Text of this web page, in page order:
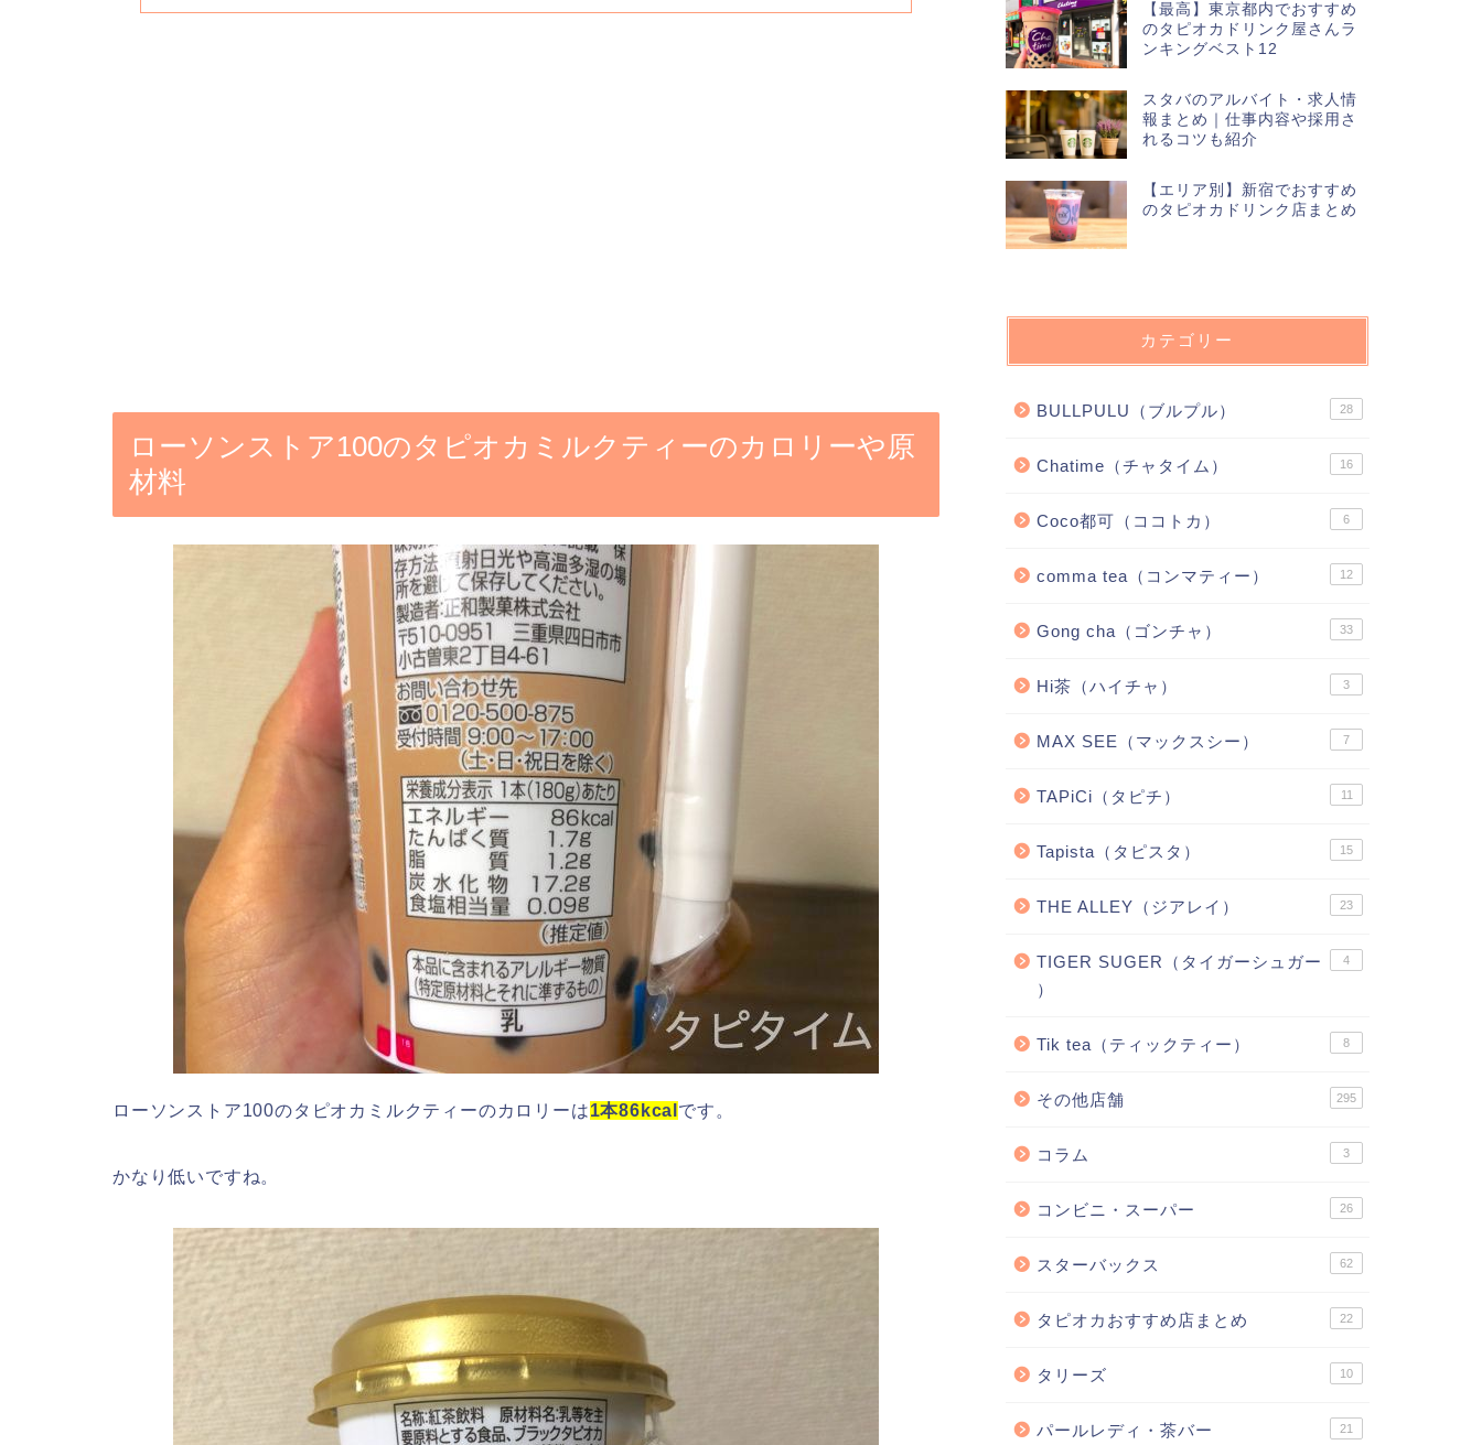
ローソンストア100のタピオカミルクティーのカロリーや原
材料
ローソンストア100のタピオカミルクティーのカロリーは1本86kcal です。
かなり低いですね。
【最高】東京都内でおすすめ
のタピオカドリンク屋さんラ
ンキングベスト12
スタバのアルバイト・求人情
報まとめ｜仕事内容や採用さ
れるコツも紹介
【エリア別】新宿でおすすめ
のタピオカドリンク店まとめ
カテゴリー
BULLPULU（ブルプル） 28
Chatime（チャタイム） 16
Coco都可（ココトカ） 6
comma tea（コンマティー） 12
Gong cha（ゴンチャ） 33
Hi茶（ハイチャ） 3
MAX SEE（マックスシー） 7
TAPiCi（タピチ） 11
Tapista（タピスタ） 15
THE ALLEY（ジアレイ） 23
TIGER SUGER（タイガーシュガー
）
4
Tik tea（ティックティー） 8
その他店舗 295
コラム 3
コンビニ・スーパー 26
スターバックス 62
タピオカおすすめ店まとめ 22
タリーズ 10
パールレディ・茶バー 21